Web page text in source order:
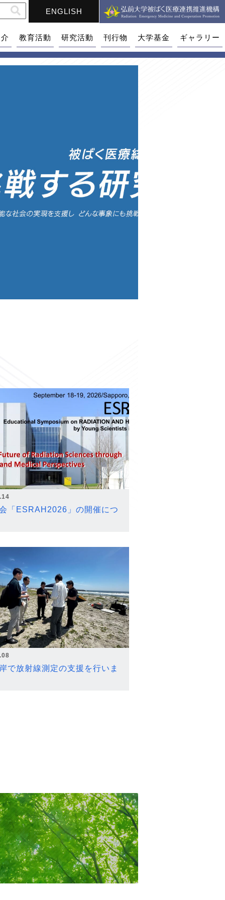
ENGLISH
教育活動 研究活動 刊行物 大学基金 ギャラリー
「ESRAH2026」の開催につ
で放射線測定の支援を行いま